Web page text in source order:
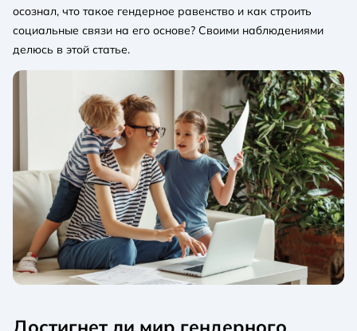
осознал, что такое гендерное равенство и как строить
социальные связи на его основе? Своими наблюдениями
делюсь в этой статье.